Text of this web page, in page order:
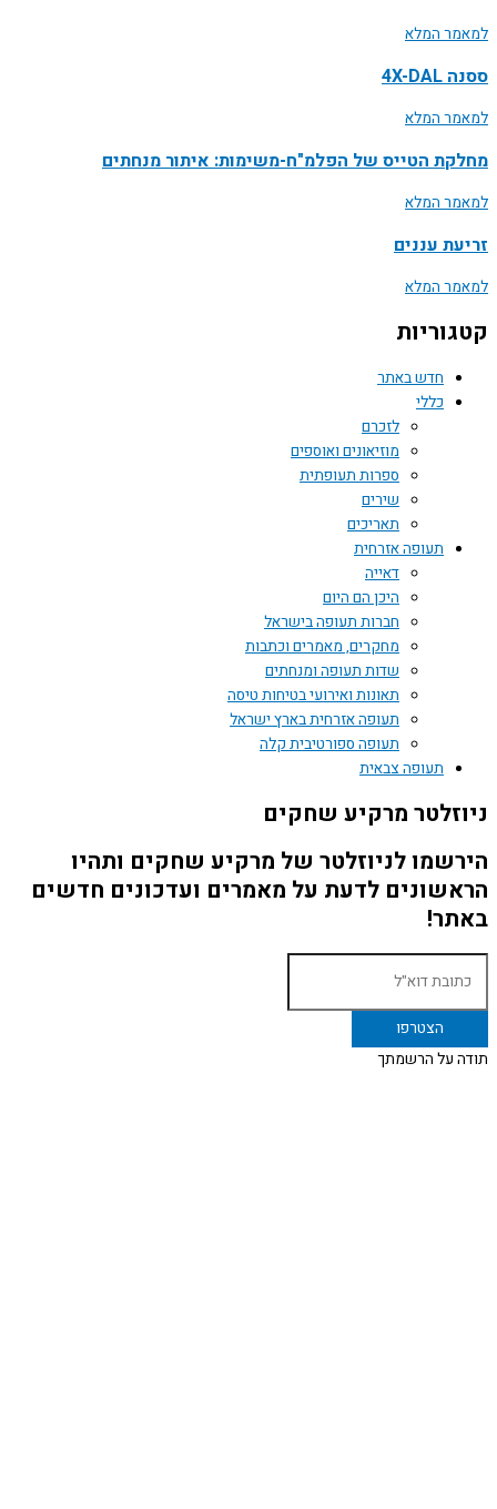
למאמר המלא
ססנה 4X-DAL
למאמר המלא
מחלקת הטייס של הפלמ"ח-משימות: איתור מנחתים
למאמר המלא
זריעת עננים
למאמר המלא
קטגוריות
חדש באתר
כללי
לזכרם
מוזיאונים ואוספים
ספרות תעופתית
שירים
תאריכים
תעופה אזרחית
דאייה
היכן הם היום
חברות תעופה בישראל
מחקרים, מאמרים וכתבות
שדות תעופה ומנחתים
תאונות ואירועי בטיחות טיסה
תעופה אזרחית בארץ ישראל
תעופה ספורטיבית קלה
תעופה צבאית
ניוזלטר מרקיע שחקים
הירשמו לניוזלטר של מרקיע שחקים ותהיו
הראשונים לדעת על מאמרים ועדכונים חדשים
באתר!
תודה על הרשמתך